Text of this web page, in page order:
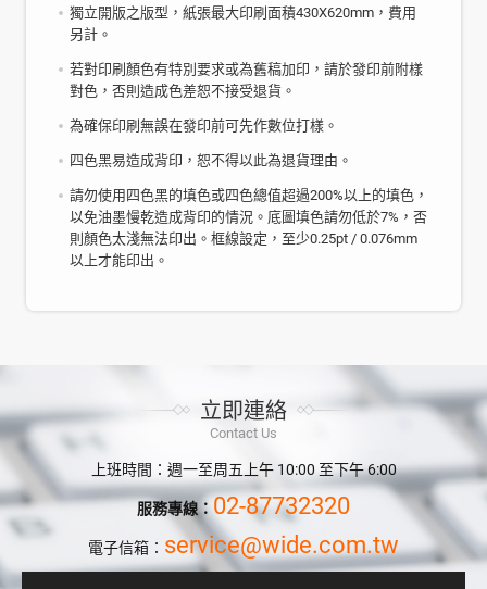
獨立開版之版型，紙張最大印刷面積430X620mm，費用
另計。
若對印刷顏色有特別要求或為舊稿加印，請於發印前附樣
對色，否則造成色差恕不接受退貨。
為確保印刷無誤在發印前可先作數位打樣。
四色黑易造成背印，恕不得以此為退貨理由。
請勿使用四色黑的填色或四色總值超過200%以上的填色，
以免油墨慢乾造成背印的情況。底圖填色請勿低於7%，否
則顏色太淺無法印出。框線設定，至少0.25pt / 0.076mm
以上才能印出。
立即連絡
Contact Us
上班時間：週一至周五上午 10:00 至下午 6:00
服務專線： 02-87732320
電子信箱： service@wide.com.tw